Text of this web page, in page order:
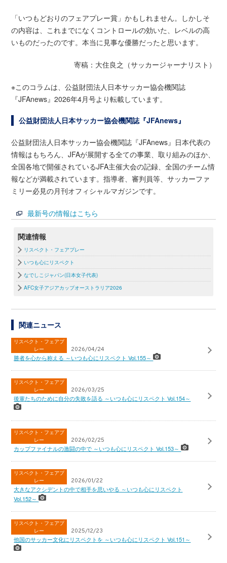
「いつもどおりのフェアプレー賞」かもしれません。しかしそ
の内容は、これまでになくコントロールの効いた、レベルの高
いものだったのです。本当に見事な優勝だったと思います。
寄稿：大住良之（サッカージャーナリスト）
※このコラムは、公益財団法人日本サッカー協会機関誌
『JFAnews』2026年4月号より転載しています。
公益財団法人日本サッカー協会機関誌『JFAnews』
公益財団法人日本サッカー協会機関誌『JFAnews』日本代表の
情報はもちろん、JFAが展開する全ての事業、取り組みのほか、
全国各地で開催されているJFA主催大会の記録、全国のチーム情
報などが満載されています。指導者、審判員等、サッカーファ
ミリー必見の月刊オフィシャルマガジンです。
最新号の情報はこちら
関連情報
リスペクト・フェアプレー
いつも心にリスペクト
なでしこジャパン(日本女子代表)
AFC女子アジアカップオーストラリア2026
関連ニュース
リスペクト・フェアプ
レー
2026/04/24
勝者を心から称える ～いつも心にリスペクト Vol.155～
リスペクト・フェアプ
レー
2026/03/25
後輩たちのために自分の失敗を語る ～いつも心にリスペクト Vol.154～
リスペクト・フェアプ
レー
2026/02/25
カップファイナルの激闘の中で ～いつも心にリスペクト Vol.153～
リスペクト・フェアプ
レー
2026/01/22
大きなアクシデントの中で相手を思いやる ～いつも心にリスペクト
Vol.152～
リスペクト・フェアプ
レー
2025/12/23
他国のサッカー文化にリスペクトを ～いつも心にリスペクト Vol.151～